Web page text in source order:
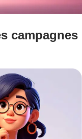
campagnes